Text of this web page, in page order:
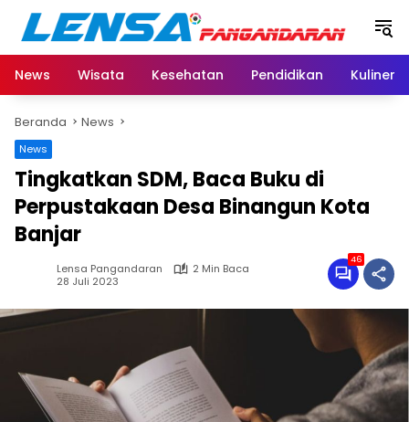
Langsung
konten
News
Wisata Kesehatan Pendidikan Kuliner
Beranda News
News
Tingkatkan SDM, Baca Buku di
Perpustakaan Desa Binangun Kota
Banjar
Lensa Pangandaran
2 Min Baca
28 Juli 2023
46